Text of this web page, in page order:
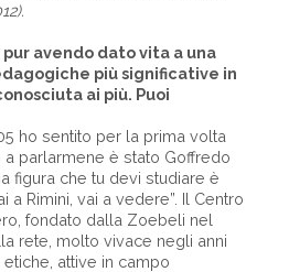
avendo dato vita a una
più significative in
ai più. Puoi
ho sentito per la prima volta
parlarmene è stato Goffredo
figura che tu devi studiare è
a Rimini, vai a vedere”. Il Centro
fondato dalla Zoebeli nel
rete, molto vivace negli anni
attive in campo